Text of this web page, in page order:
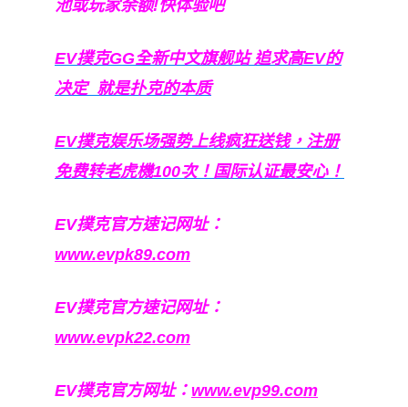
池或玩家余额!快体验吧
EV撲克GG全新中文旗舰站追求高EV的
决定 就是扑克的本质
EV撲克娱乐场强势上线疯狂送钱，注册
免费转老虎機100次！国际认证最安心！
EV撲克官方速记网址：
www.evpk89.com
EV撲克官方速记网址：
www.evpk22.com
EV撲克官方网址： www.evp99.com